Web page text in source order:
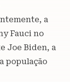
a
Fauci no
Joe Biden, a
população